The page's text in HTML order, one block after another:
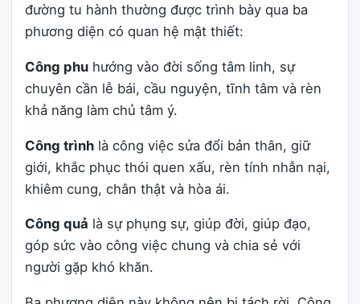
đường tu hành thường được trình bày qua ba
phương diện có quan hệ mật thiết:
Công phu hướng vào đời sống tâm linh, sự
chuyên cần lễ bái, cầu nguyện, tĩnh tâm và rèn
khả năng làm chủ tâm ý.
Công trình là công việc sửa đổi bản thân, giữ
giới, khắc phục thói quen xấu, rèn tính nhẫn nại,
khiêm cung, chân thật và hòa ái.
Công quả là sự phụng sự, giúp đời, giúp đạo,
góp sức vào công việc chung và chia sẻ với
người gặp khó khăn.